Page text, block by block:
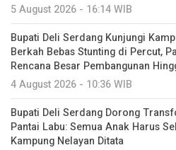
5 August 2026 - 16:14 WIB
Bupati Deli Serdang Kunjungi
Berkah Bebas Stunting di Percut,
Rencana Besar Pembangunan
4 August 2026 - 10:36 WIB
Bupati Deli Serdang Dorong
Pantai Labu: Semua Anak Harus
Kampung Nelayan Ditata